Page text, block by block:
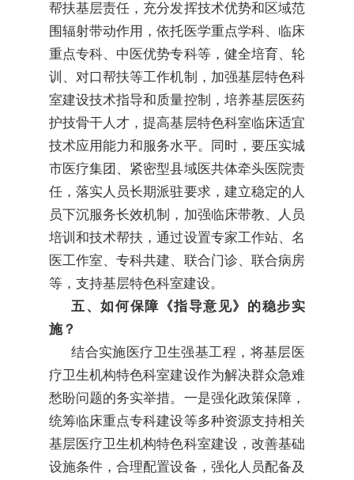
帮扶基层责任，充分发挥技术优势和区域范
围辐射带动作用，依托医学重点学科、临床
重点专科、中医优势专科等，健全培育、轮
训、对口帮扶等工作机制，加强基层特色科
室建设技术指导和质量控制，培养基层医药
护技骨干人才，提高基层特色科室临床适宜
技术应用能力和服务水平。同时，要压实城
市医疗集团、紧密型县域医共体牵头医院责
任，落实人员长期派驻要求，建立稳定的人
员下沉服务长效机制，加强临床带教、人员
培训和技术帮扶，通过设置专家工作站、名
医工作室、专科共建、联合门诊、联合病房
等，支持基层特色科室建设。
五、如何保障《指导意见》的稳步实
施？
结合实施医疗卫生强基工程，将基层医
疗卫生机构特色科室建设作为解决群众急难
愁盼问题的务实举措。一是强化政策保障，
统筹临床重点专科建设等多种资源支持相关
基层医疗卫生机构特色科室建设，改善基础
设施条件，合理配置设备，强化人员配备及